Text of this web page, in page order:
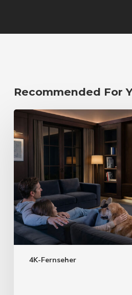
Recommended For
4K-Fernseher